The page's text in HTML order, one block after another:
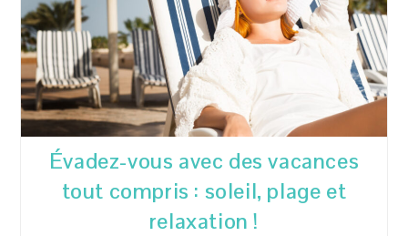
Évadez-vous avec des vacances
tout compris : soleil, plage et
relaxation !